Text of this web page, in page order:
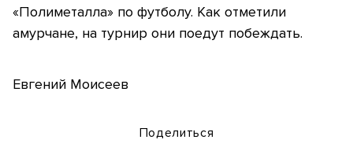
«Полиметалла» по футболу. Как отметили
амурчане, на турнир они поедут побеждать.
Евгений Моисеев
Поделиться